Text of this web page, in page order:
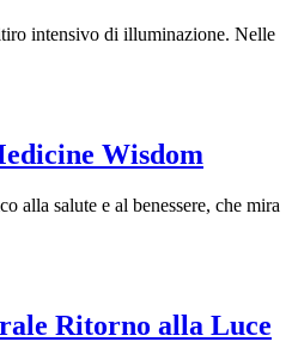
intensivo di illuminazione. Nelle
Wisdom
alla salute e al benessere, che mira
Ritorno alla Luce